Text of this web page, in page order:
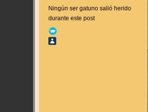
Ningún ser gatuno salió herido
durante este post